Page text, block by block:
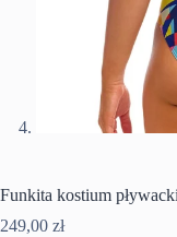
Funkita kostium
249,00 zł